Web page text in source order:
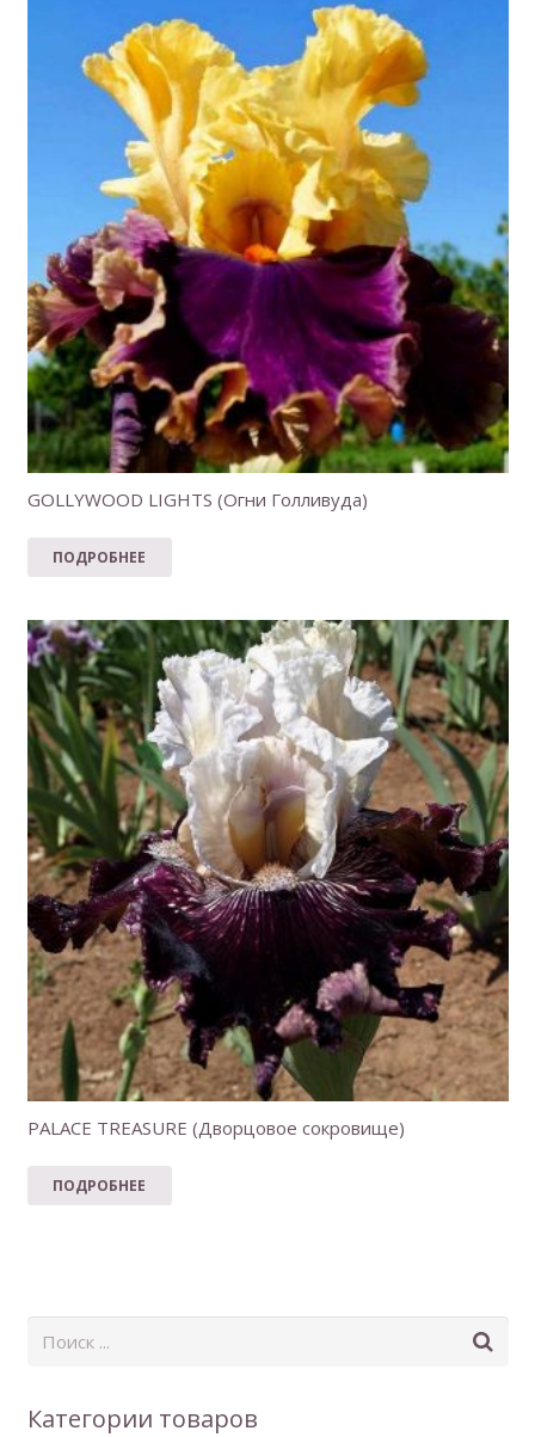
GOLLYWOOD LIGHTS (Огни Голливуда)
ПОДРОБНЕЕ
PALACE TREASURE (Дворцовое сокровище)
ПОДРОБНЕЕ
Категории товаров